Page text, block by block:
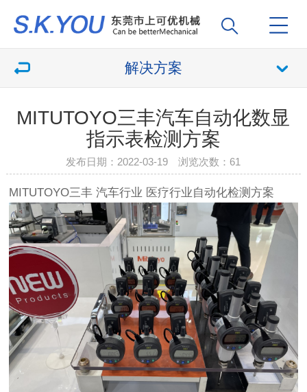
解决方案
MITUTOYO三丰汽车自动化数显
指示表检测方案
发布日期：2022-03-19 浏览次数： 61
MITUTOYO三丰 汽车行业 医疗行业自动化检测方案